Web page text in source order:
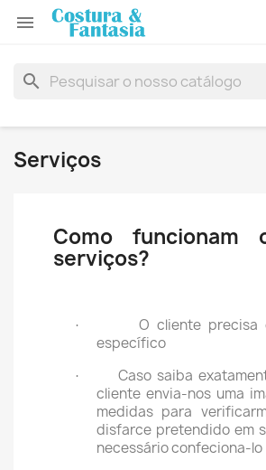

search
Serviços
Como funcionam
serviços?
·
O cliente
específico
·
Caso saiba
cliente envia-nos uma
medidas para
disfarce pretendido em
necessário confeciona-lo